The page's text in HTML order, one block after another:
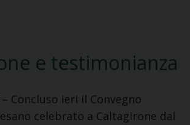
e testimonianza
– Concluso ieri il Convegno
celebrato a Caltagirone dal